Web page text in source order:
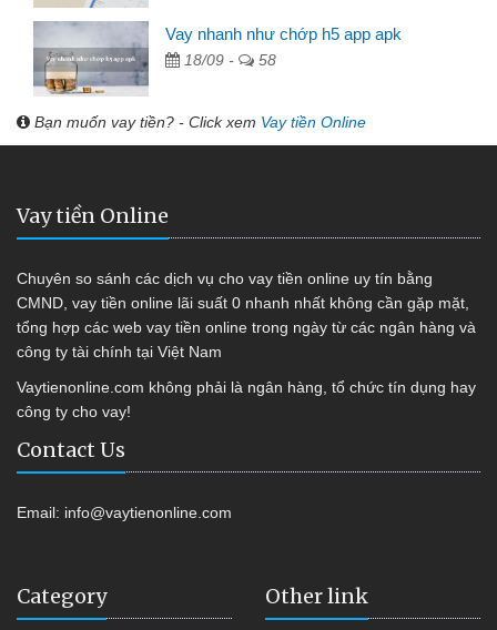
Vay nhanh như chớp h5 app apk
18/09 - 58
Bạn muốn vay tiền? - Click xem Vay tiền Online
Vay tiền Online
Chuyên so sánh các dịch vụ cho vay tiền online uy tín bằng
CMND, vay tiền online lãi suất 0 nhanh nhất không cần gặp mặt,
tổng hợp các web vay tiền online trong ngày từ các ngân hàng và
công ty tài chính tại Việt Nam
Vaytienonline.com không phải là ngân hàng, tổ chức tín dụng hay
công ty cho vay!
Contact Us
Email: info@vaytienonline.com
Category Other link